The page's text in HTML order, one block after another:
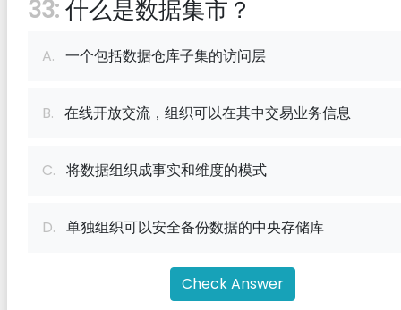
33:什么是数据集市？
A. 一个包括数据仓库子集的访问层
B. 在线开放交流，组织可以在其中交易业务信息
C. 将数据组织成事实和维度的模式
D. 单独组织可以安全备份数据的中央存储库
Check Answer